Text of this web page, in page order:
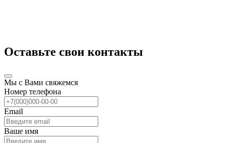
Оставьте свои контакты
Мы с Вами свяжемся
Номер телефона
Email
Ваше имя